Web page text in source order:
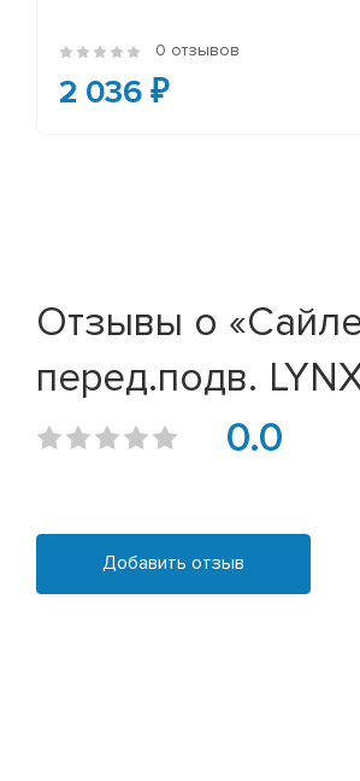
0 отзывов
2 036 ₽
Отзывы о
перед.подв.
0.0
Добавить отзыв